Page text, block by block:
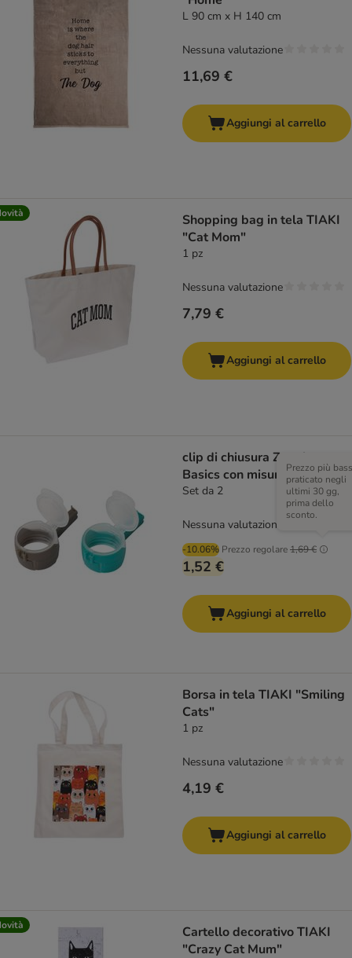
L 90 cm x H 140 cm
11,69 €
Nessuna valutazione
Aggiungi al carrello
Shopping bag in tela TIAKI
"Cat Mom"
1 pz
7,79 €
Nessuna valutazione
Aggiungi al carrello
clip di chiusura Zooplus
Basics con misurino
Set da 2
-10.06% Prezzo regolare1,69 €
Prezzo più
praticato negli
ultimi 30 gg,
prima dello
sconto.
1,52 €
Nessuna valutazione
Aggiungi al carrello
Borsa in tela TIAKI "Smiling
Cats"
1 pz
4,19 €
Nessuna valutazione
Aggiungi al carrello
Cartello decorativo TIAKI
"Crazy Cat Mum"